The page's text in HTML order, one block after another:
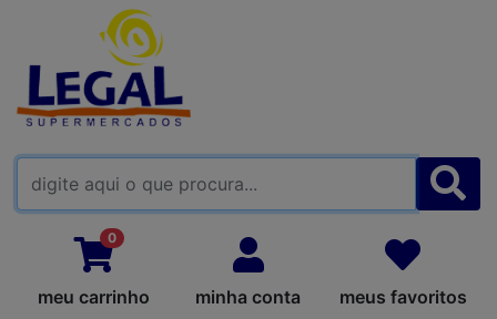
FALE CONOSCO
0
meu carrinho minha conta
meus favoritos